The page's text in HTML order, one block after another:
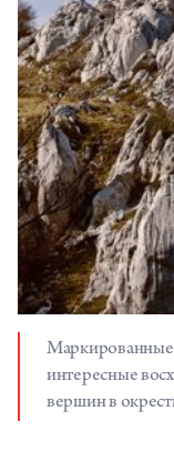
Маркированные
интересные
вершин в